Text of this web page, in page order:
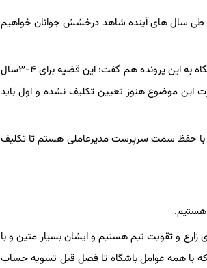
و طی سال های آینده شاهد درخشش جوانان خواهیم
رئیس هیات مدیره شمس آذر درخصوص پرونده فساد در فوتبال ایران و بازشدن پای مدیرعامل این باشگاه به این پرونده هم گفت: این قضیه برای ۴-۳سال
این موضوع هنوز تعیین تکلیف نشده و اول باید
با حفظ سمت سرپرست مدیرعاملی هستم تا تکلیف
هستیم.
زارع و تقویت تیم هستیم و ایشان بسیار متین و با
با همه عوامل باشگاه تا فصل قبل تسویه حساب